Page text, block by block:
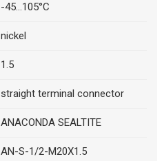
-45...105°C
nickel
1.5
straight terminal connector
ANACONDA SEALTITE
AN-S-1/2-M20X1.5